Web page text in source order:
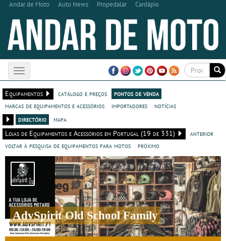
Andar de Moto Auto News Propedalar Cardápio
Toggle
navigation
Equipamentos
catálogo e preços
pontos de venda
marcas de equipamentos e acessórios
importadores
notícias
directório
mapa
Lojas de Equipamentos e Acessórios em Portugal (19 de 331)
anterior
voltar à pesquisa de equipamentos para motos
próximo
AdvSpirit Old School Family